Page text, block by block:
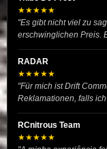
★★★★★
"Es gibt nicht viel zu
erschwinglichen Preis.
RADAR
★★★★★
"Für mich ist Drift
Reklamationen, falls ich
RCnitrous Team
★★★★★